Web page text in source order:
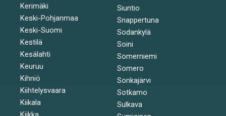
Kerimäki
Keski-Pohjanmaa
Keski-Suomi
Kestilä
Kesälahti
Keuruu
Kihniö
Kiihtelysvaara
Kiikala
Siuntio
Snappertuna
Sodankylä
Soini
Somerniemi
Somero
Sonkajärvi
Sotkamo
Sulkava